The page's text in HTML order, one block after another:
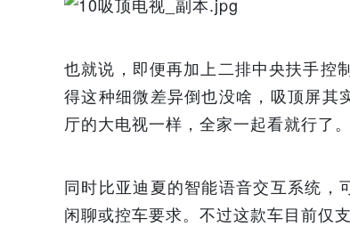
也就说，即便再加上二排中央扶手控
得这种细微差异倒也没啥，吸顶屏其
厅的大电视一样，全家一起看就行了。
同时比亚迪夏的智能语音交互系统，
闲聊或控车要求。不过这款车目前仅